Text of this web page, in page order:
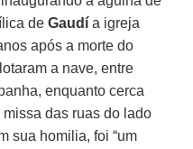
deGaudí a igreja
após a morte do
a nave, entre
enquanto cerca
das ruas do lado
sua homilia, foi “um